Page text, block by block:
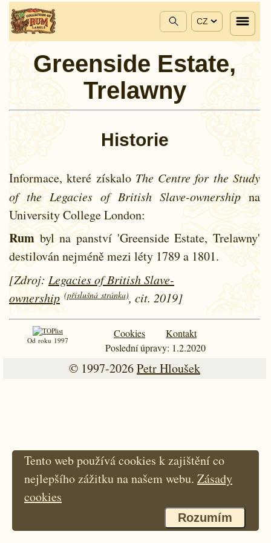
CZ
Greenside Estate,
Trelawny
Historie
Informace, které získalo The Centre for the Study
of the Legacies of British Slave-ownership na
University College London:
Rum byl na panství 'Greenside Estate, Trelawny'
destilován nejméně mezi léty 1789 a 1801.
[Zdroj: Legacies of British Slave-
ownership (příslušná stránka), cit. 2019]
Od roku 1997
Cookies
Kontakt
Poslední úpravy: 1.2.2020
© 1997-2026Petr Hloušek
Tento web používá cookies k zajištění co
nejlepšího zážitku na našem webu. Zásady
cookies
Rozumím